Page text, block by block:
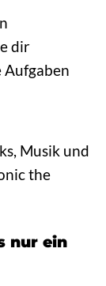
dir
Aufgaben
Musik und
the
nur ein